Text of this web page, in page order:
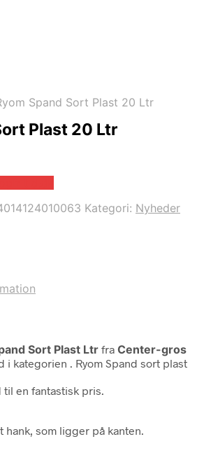
Spand Sort Plast 20 Ltr
Plast 20 Ltr
Kategori: Nyheder
Sort Plast Ltr fra Center-gros
i kategorien . Ryom Spand sort plast
til en fantastisk pris.
hank, som ligger på kanten.